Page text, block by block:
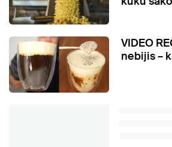
VIDEO
nebijis –